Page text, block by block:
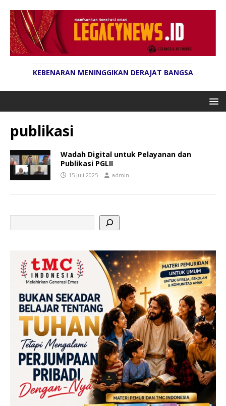
KEBENARAN MENINGGIKAN DERAJAT BANGSA
publikasi
Wadah Digital untuk Pelayanan dan
Publikasi PGLII
15 Juli 2025 admin